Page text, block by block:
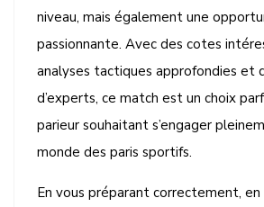
niveau, mais également une
passionnante. Avec des cotes
analyses tactiques approfondies et
d’experts, ce match est un choix
parieur souhaitant s’engager
monde des paris sportifs.
En vous préparant correctement,